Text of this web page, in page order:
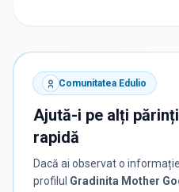
Comunitatea Edulio
Ajută-i pe alți
rapidă
Dacă ai observat o
profilul Gradinita Mother